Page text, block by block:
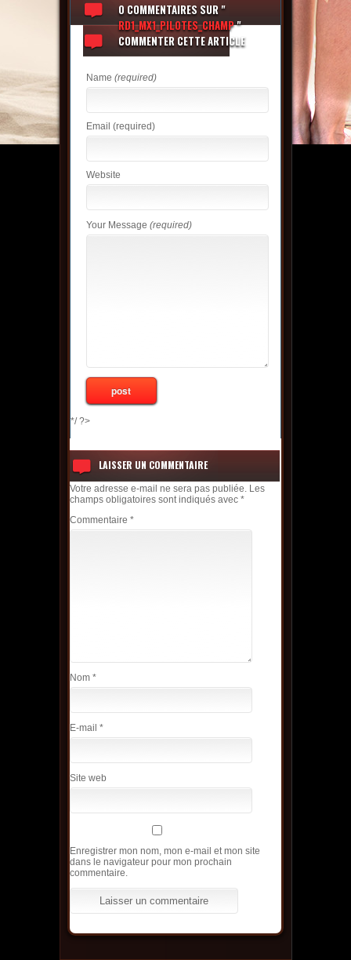
0 COMMENTAIRESSUR "
RD1_MX1_PILOTES_CHAMP"
COMMENTER CETTE ARTICLE
Name (required)
Email (required)
Website
Your Message (required)
*/ ?>
LAISSER UN COMMENTAIRE
Votre adresse e-mail ne sera pas publiée. Les
champs obligatoires sont indiqués avec *
Commentaire *
Nom *
E-mail *
Site web
Enregistrer mon nom, mon e-mail et mon site
dans le navigateur pour mon prochain
commentaire.